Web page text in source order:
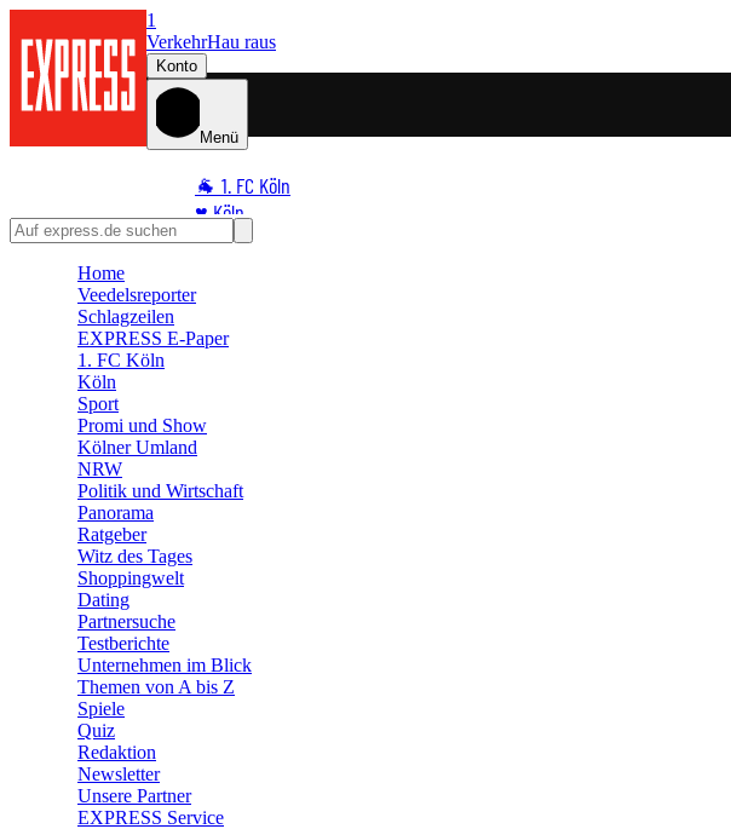
1
VerkehrHau raus
Konto
Menü
🐐 1. FC Köln
♥️ Köln
⭐ Promi
🛒 Shoppingwelt
🧩 Spiele
Home
Veedelsreporter
Schlagzeilen
EXPRESS E-Paper
1. FC Köln
Köln
Sport
Promi und Show
Kölner Umland
NRW
Politik und Wirtschaft
Panorama
Ratgeber
Witz des Tages
Shoppingwelt
Dating
Partnersuche
Testberichte
Unternehmen im Blick
Themen von A bis Z
Spiele
Quiz
Redaktion
Newsletter
Unsere Partner
EXPRESS Service